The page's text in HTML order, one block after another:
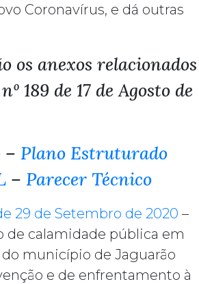
Coronavírus, e dá outras
os anexos relacionados
189 de 17 de Agosto de
– Plano Estruturado
– Parecer Técnico
29 de Setembro de 2020 –
de calamidade pública em
município de Jaguarão
e de enfrentamento à